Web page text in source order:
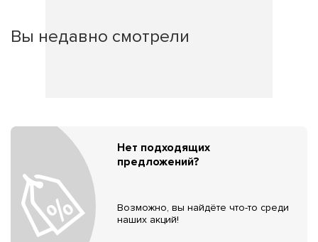
Вы недавно смотрели
Нет подходящих
предложений?
Возможно, вы найдёте что-то среди
наших акций!